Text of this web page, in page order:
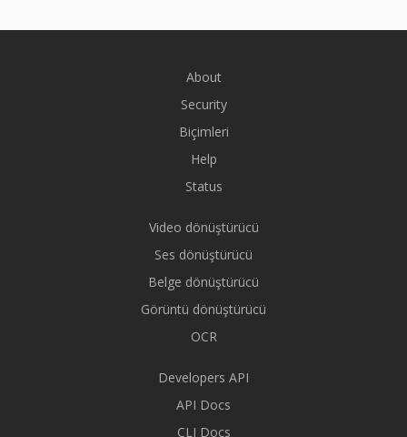
About
Security
Biçimleri
Help
Status
Video dönüştürücü
Ses dönüştürücü
Belge dönüştürücü
Görüntü dönüştürücü
OCR
Developers API
API Docs
CLI Docs